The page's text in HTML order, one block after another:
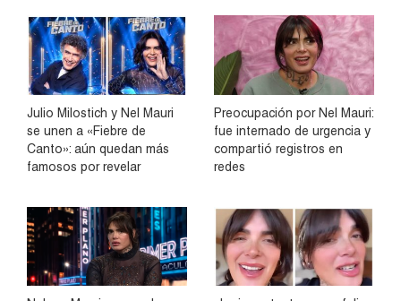
Julio Milostich y Nel Mauri
se unen a «Fiebre de
Canto»: aún quedan más
famosos por revelar
Preocupación por Nel Mauri:
fue internado de urgencia y
compartió registros en
redes